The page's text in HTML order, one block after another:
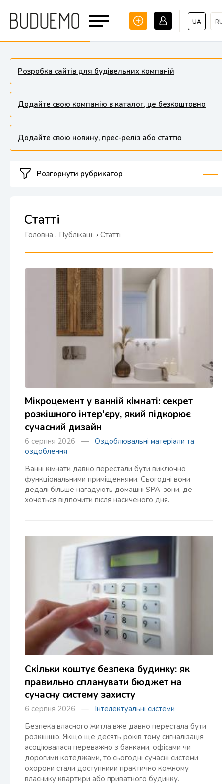
UA
Розробка сайтів для будівельних компаній
Додайте свою компанію в каталог, це безкоштовно
Додайте свою новину, прес-реліз або статтю
Розгорнути рубрикатор
Статті
Головна › Публікації › Статті
Мікроцемент у ванній кімнаті: секрет
розкішного інтер'єру, який підкорює
сучасний дизайн
6 серпня 2026 — Оздоблювальні матеріали та
оздоблення
Ванні кімнати давно перестали бути виключно
функціональними приміщеннями. Сьогодні вони
дедалі більше нагадують домашні SPA-зони, де
хочеться відпочити після насиченого дня.
Скільки коштує безпека будинку: як
правильно спланувати бюджет на
сучасну систему захисту
6 серпня 2026 — Інтелектуальні системи
Безпека власного житла вже давно перестала бути
розкішшю. Якщо ще десять років тому сигналізація
асоціювалася переважно з банками, офісами чи
дорогими котеджами, то сьогодні сучасні системи
охорони стали доступними практично кожному
власнику квартири або приватного будинку.